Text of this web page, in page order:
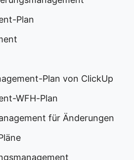
Plan
Plan von ClickUp
WFH-Plan
für Änderungen